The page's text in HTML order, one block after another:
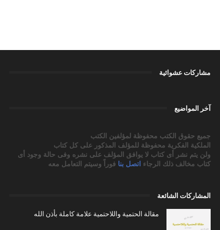
مشاركات عشوائية
آخر المواضيع
جميع حقوق الكتب محفوظة لمؤلفين الكتب
الملكية الفكرية محفوظة للمؤلف المذكور على كل كتاب
ولن يتم نشر أى كتاب لا يوافق المؤلف على نشره وفى حالة وجود أى
كتاب مخالف ذلك الرجاء اتصل بنا فوراً وسيتم التعامل معه
المشاركات الشائعة
مقالة الحتمية واللاحتمية علامة كاملة بأذن الله